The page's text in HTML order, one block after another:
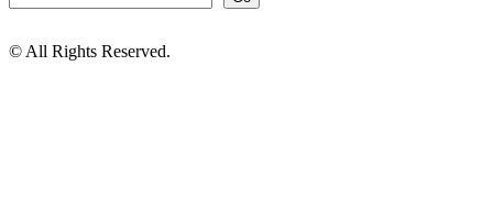
© All Rights Reserved.